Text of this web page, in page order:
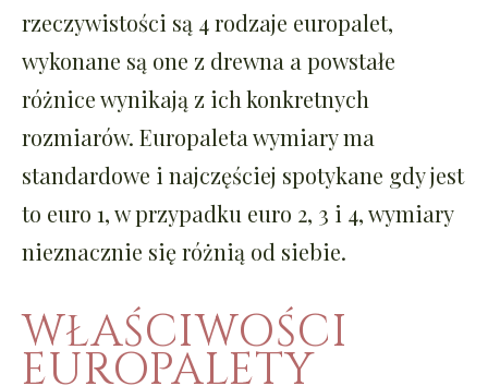
rzeczywistości są 4 rodzaje europalet,
wykonane są one z drewna a powstałe
różnice wynikają z ich konkretnych
rozmiarów. Europaleta wymiary ma
standardowe i najczęściej spotykane gdy jest
to euro 1, w przypadku euro 2, 3 i 4, wymiary
nieznacznie się różnią od siebie.
WŁAŚCIWOŚCI
EUROPALETY